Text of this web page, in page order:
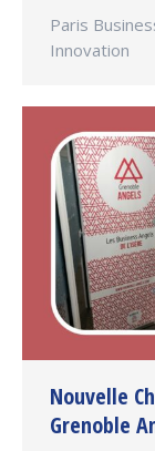
Paris
Innovation
Nouvelle
Grenoble